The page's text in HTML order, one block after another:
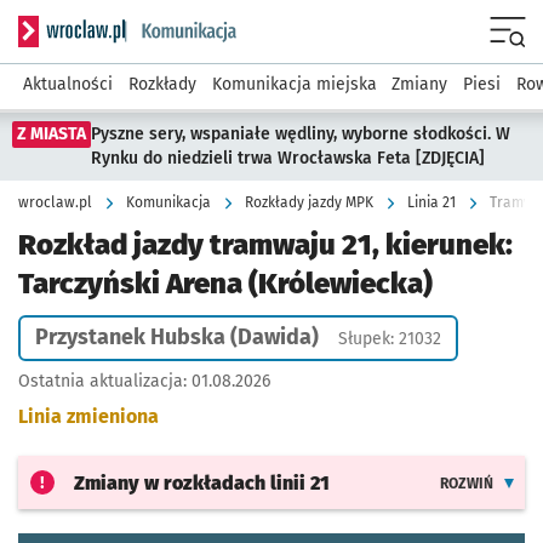
Serwis informacyjny wroclaw.pl podserwis: Komunikacja
Aktualności Rozkłady Komunikacja miejska Zmiany Piesi
Z MIASTA Pyszne sery, wspaniałe wędliny, wyborne słodkości. W
Rynku do niedzieli trwa Wrocławska Feta [ZDJĘCIA]
wroclaw.pl Komunikacja Rozkłady jazdy MPK Linia 21
Rozkład jazdy tramwaju 21, kierunek:
Tarczyński Arena (Królewiecka)
Przystanek Hubska (Dawida) Słupek: 21032
Ostatnia aktualizacja: 01.08.2026
Linia zmieniona
Zmiany w rozkładach linii 21 ROZWIŃ